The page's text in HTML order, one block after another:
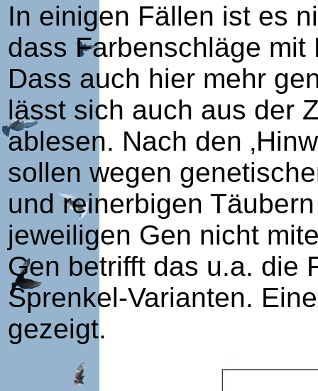
In einigen Fällen ist es
dass Farbenschläge
Dass auch hier mehr
lässt sich auch aus der
ablesen. Nach den
sollen wegen
und reinerbigen
jeweiligen Gen nicht
Gen betrifft das u.a. die
Sprenkel-Varianten.
gezeigt.